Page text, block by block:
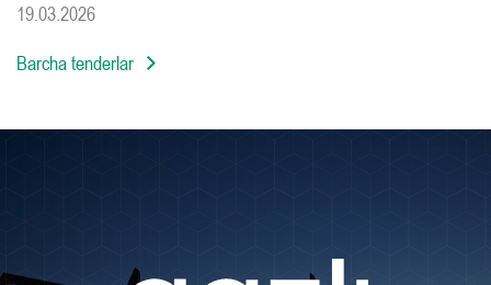
19.03.2026
Barcha tenderlar